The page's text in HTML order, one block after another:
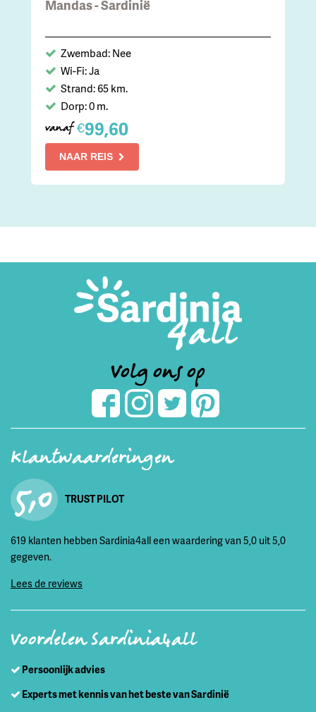
Mandas - Sardinië
Zwembad: Nee
Wi-Fi: Ja
Strand: 65 km.
Dorp: 0 m.
vanaf €99,60
NAAR REIS
Volg ons op
Klantwaarderingen
5,0 TRUST PILOT
619 klanten hebben Sardinia4all een waardering van 5,0 uit 5,0
gegeven.
Lees de reviews
Voordelen Sardinia4all
Persoonlijk advies
Experts met kennis van het beste van Sardinië